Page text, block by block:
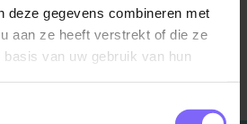
deze gegevens combineren met
aan ze heeft verstrekt of die ze
van uw gebruik van hun
naar alle items